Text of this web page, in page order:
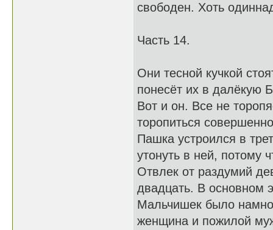
свободен. Хоть
Часть 14.
Они тесной кучкой
понесёт их в далёкую
Вот и он. Все не
торопиться
Пашка устроился в
утонуть в ней, потому
Отвлек от раздумий
двадцать. В основном
Мальчишек было
женщина и пожилой